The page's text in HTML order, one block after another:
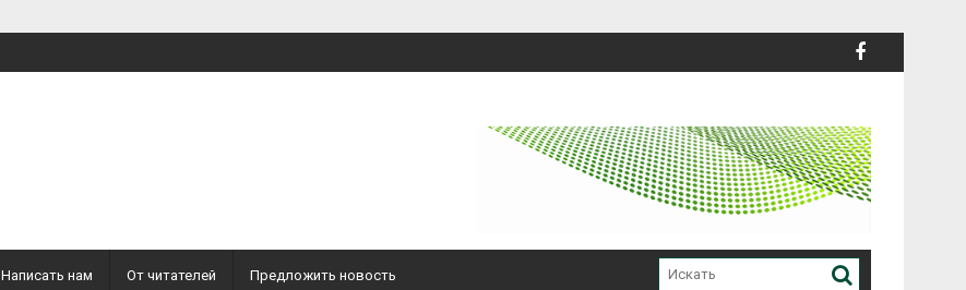
Написать нам От читателей Предложить новость